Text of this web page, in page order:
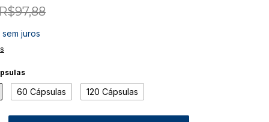
sem juros
60 Cápsulas 120 Cápsulas